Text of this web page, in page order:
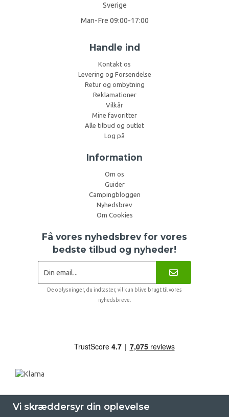
Sverige
Man-Fre 09:00-17:00
Handle ind
Kontakt os
Levering og Forsendelse
Retur og ombytning
Reklamationer
Vilkår
Mine favoritter
Alle tilbud og outlet
Log på
Information
Om os
Guider
Campingbloggen
Nyhedsbrev
Om Cookies
Få vores nyhedsbrev for vores
bedste tilbud og nyheder!
De oplysninger, du indtaster, vil kun blive brugt til vores
nyhedsbreve.
Vi skræddersyr din oplevelse